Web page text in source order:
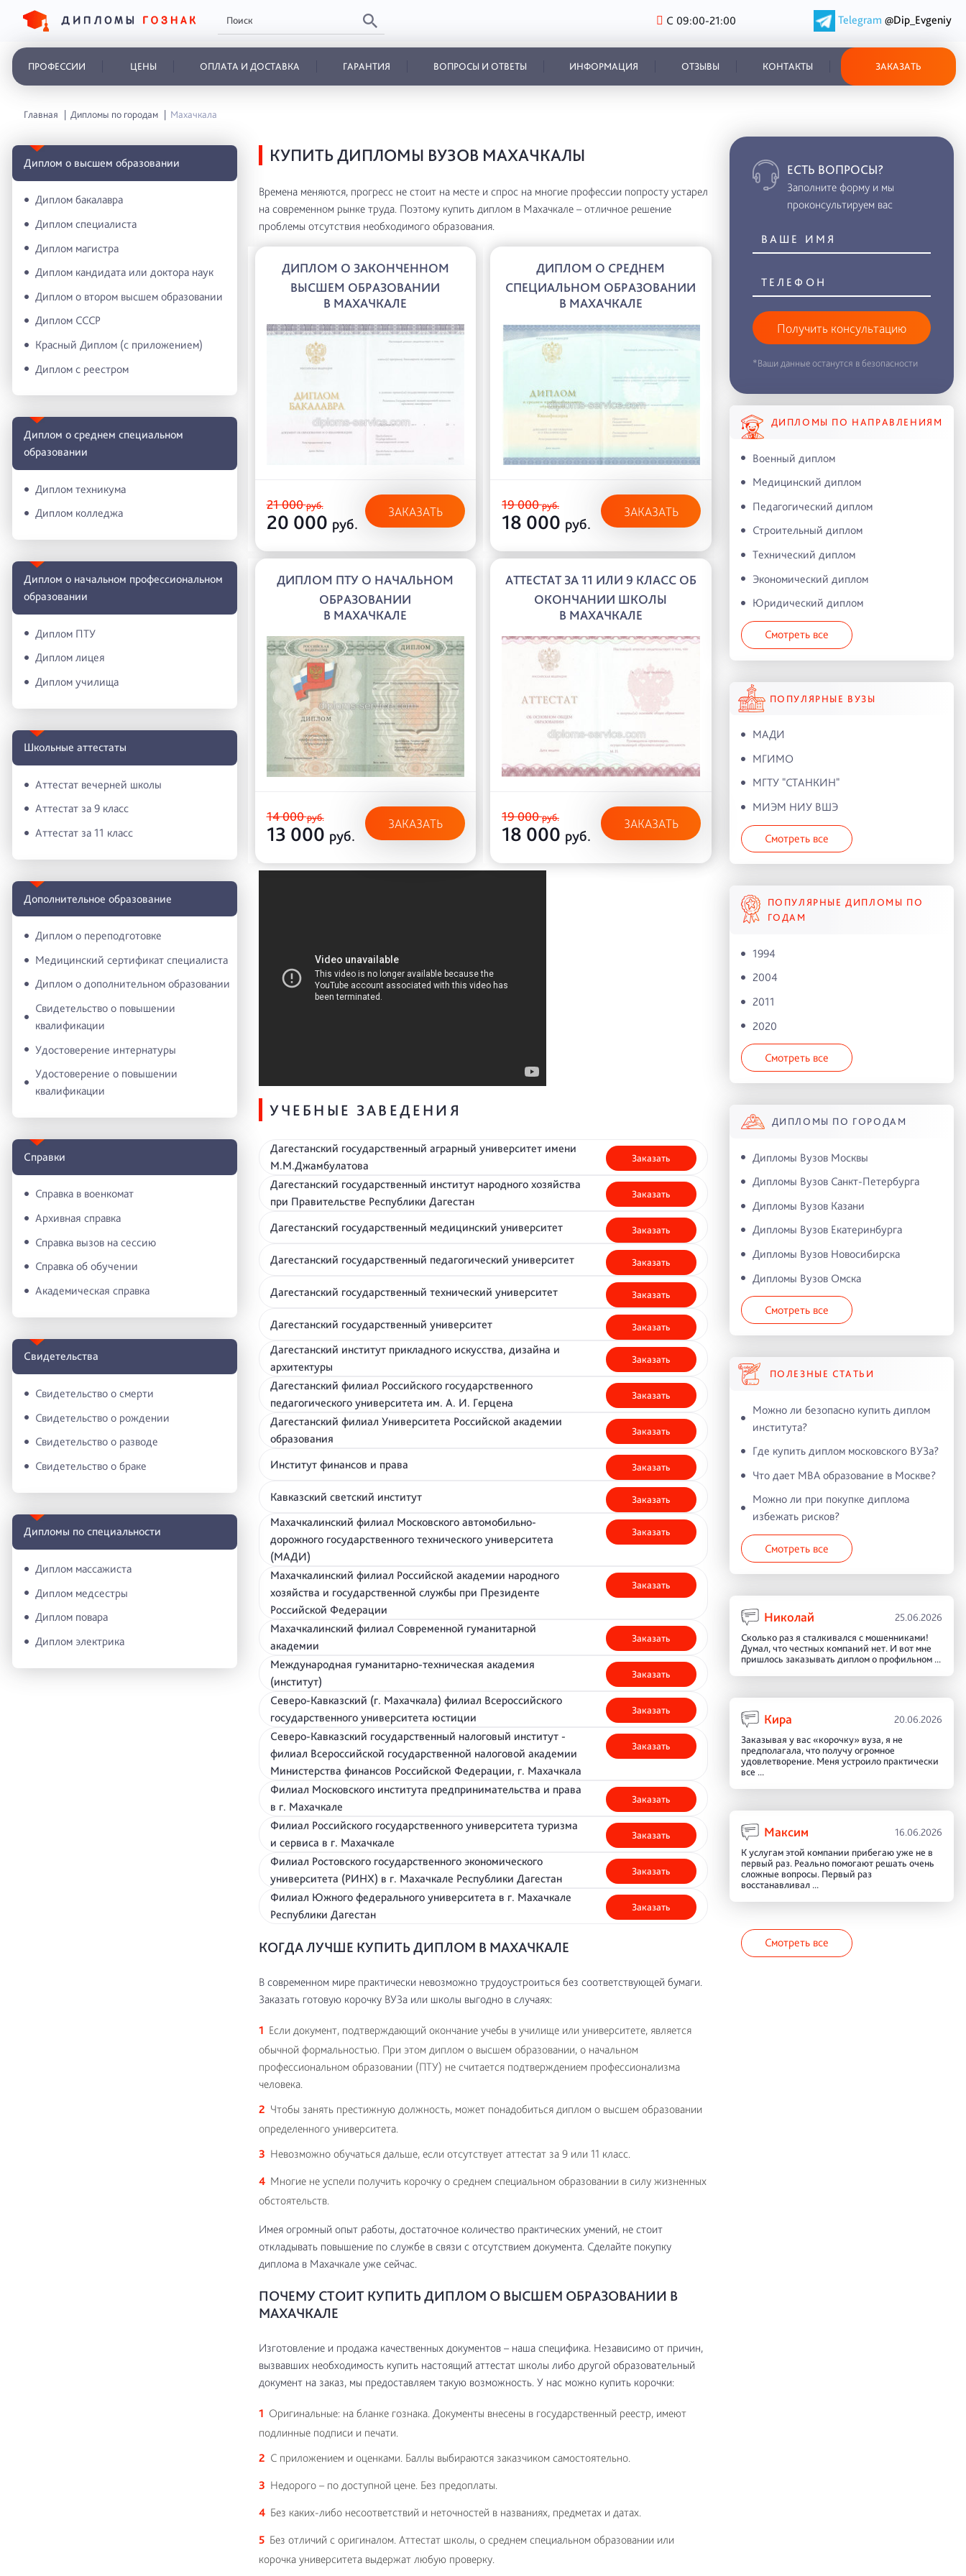
С 09:00-21:00 Telegram @Dip_Evgeniy
ПРОФЕССИИ ЦЕНЫ ОПЛАТА И ДОСТАВКА ГАРАНТИЯ ВОПРОСЫ И ОТВЕТЫ ИНФОРМАЦИЯ ОТЗЫВЫ КОНТАКТЫ ЗАКАЗАТЬ
Главная Дипломы по городам Махачкала
Диплом о высшем образовании
Диплом бакалавра
Диплом специалиста
Диплом магистра
Диплом кандидата или доктора наук
Диплом о втором высшем образовании
Диплом СССР
Красный Диплом (с приложением)
Диплом с реестром
Диплом о среднем специальном
образовании
Диплом техникума
Диплом колледжа
Диплом о начальном профессиональном
oбразовании
Диплом ПТУ
Диплом лицея
Диплом училища
Школьные аттестаты
Аттестат вечерней школы
Аттестат за 9 класс
Аттестат за 11 класс
Дополнительное образование
Диплом о переподготовке
Медицинский сертификат специалиста
Диплом о дополнительном образовании
Свидетельство о повышении
квалификации
Удостоверение интернатуры
Удостоверение о повышении
квалификации
Справки
Справка в военкомат
Архивная справка
Справка вызов на сессию
Справка об обучении
Академическая справка
Свидетельства
Свидетельство о смерти
Свидетельство о рождении
Свидетельство о разводе
Свидетельство о браке
Дипломы по специальности
Диплом массажиста
Диплом медсестры
Диплом повара
Диплом электрика
КУПИТЬ ДИПЛОМЫ ВУЗОВ МАХАЧКАЛЫ
Времена меняются, прогресс не стоит на месте и спрос на многие профессии попросту устарел
на современном рынке труда. Поэтому купить диплом в Махачкале – отличное решение
проблемы отсутствия необходимого образования.
ДИПЛОМ О ЗАКОНЧЕННОМ
ВЫСШЕМ ОБРАЗОВАНИИ
В МАХАЧКАЛЕ
21 000руб.
20 000 руб.
ЗАКАЗАТЬ
ДИПЛОМ О СРЕДНЕМ
СПЕЦИАЛЬНОМ ОБРАЗОВАНИИ
В МАХАЧКАЛЕ
19 000руб.
18 000 руб.
ЗАКАЗАТЬ
ДИПЛОМ ПТУ О НАЧАЛЬНОМ
ОБРАЗОВАНИИ
В МАХАЧКАЛЕ
14 000руб.
13 000 руб.
ЗАКАЗАТЬ
АТТЕСТАТ ЗА 11 ИЛИ 9 КЛАСС ОБ
ОКОНЧАНИИ ШКОЛЫ
В МАХАЧКАЛЕ
19 000руб.
18 000 руб.
ЗАКАЗАТЬ
УЧЕБНЫЕ ЗАВЕДЕНИЯ
Дагестанский государственный аграрный университет имени
М.М.Джамбулатова
Заказать
Дагестанский государственный институт народного хозяйства
при Правительстве Республики Дагестан
Заказать
Дагестанский государственный медицинский университет Заказать
Дагестанский государственный педагогический университет Заказать
Дагестанский государственный технический университет Заказать
Дагестанский государственный университет Заказать
Дагестанский институт прикладного искусства, дизайна и
архитектуры
Заказать
Дагестанский филиал Российского государственного
педагогического университета им. А. И. Герцена
Заказать
Дагестанский филиал Университета Российской академии
образования
Заказать
Институт финансов и права Заказать
Кавказский светский институт Заказать
Махачкалинский филиал Московского автомобильно-
дорожного государственного технического университета
(МАДИ)
Заказать
Махачкалинский филиал Российской академии народного
хозяйства и государственной службы при Президенте
Российской Федерации
Заказать
Махачкалинский филиал Современной гуманитарной
академии
Заказать
Международная гуманитарно-техническая академия
(институт)
Заказать
Северо-Кавказский (г. Махачкала) филиал Всероссийского
государственного университета юстиции
Заказать
Северо-Кавказский государственный налоговый институт -
филиал Всероссийской государственной налоговой академии
Министерства финансов Российской Федерации, г. Махачкала
Заказать
Филиал Московского института предпринимательства и права
в г. Махачкале
Заказать
Филиал Российского государственного университета туризма
и сервиса в г. Махачкале
Заказать
Филиал Ростовского государственного экономического
университета (РИНХ) в г. Махачкале Республики Дагестан
Заказать
Филиал Южного федерального университета в г. Махачкале
Республики Дагестан
Заказать
КОГДА ЛУЧШЕ КУПИТЬ ДИПЛОМ В МАХАЧКАЛЕ
В современном мире практически невозможно трудоустроиться без соответствующей бумаги.
Заказать готовую корочку ВУЗа или школы выгодно в случаях:
Если документ, подтверждающий окончание учебы в училище или университете, является
обычной формальностью. При этом диплом о высшем образовании, о начальном
профессиональном образовании (ПТУ) не считается подтверждением профессионализма
человека.
Чтобы занять престижную должность, может понадобиться диплом о высшем образовании
определенного университета.
Невозможно обучаться дальше, если отсутствует аттестат за 9 или 11 класс.
Многие не успели получить корочку о среднем специальном образовании в силу жизненных
обстоятельств.
Имея огромный опыт работы, достаточное количество практических умений, не стоит
откладывать повышение по службе в связи с отсутствием документа. Сделайте покупку
диплома в Махачкале уже сейчас.
ПОЧЕМУ СТОИТ КУПИТЬ ДИПЛОМ О ВЫСШЕМ ОБРАЗОВАНИИ В
МАХАЧКАЛЕ
Изготовление и продажа качественных документов – наша специфика. Независимо от причин,
вызвавших необходимость купить настоящий аттестат школы либо другой образовательный
документ на заказ, мы предоставляем такую возможность. У нас можно купить корочки:
Оригинальные: на бланке гознака. Документы внесены в государственный реестр, имеют
подлинные подписи и печати.
С приложением и оценками. Баллы выбираются заказчиком самостоятельно.
Недорого – по доступной цене. Без предоплаты.
Без каких-либо несоответствий и неточностей в названиях, предметах и датах.
Без отличий с оригиналом. Аттестат школы, о среднем специальном образовании или
корочка университета выдержат любую проверку.
ЕСТЬ ВОПРОСЫ?
Заполните форму и мы
проконсультируем вас
Получить консультацию
*Ваши данные останутся в безопасности
ДИПЛОМЫ ПО НАПРАВЛЕНИЯМ
Военный диплом
Медицинский диплом
Педагогический диплом
Строительный диплом
Технический диплом
Экономический диплом
Юридический диплом
Смотреть все
ПОПУЛЯРНЫЕ ВУЗЫ
МАДИ
МГИМО
МГТУ "СТАНКИН"
МИЭМ НИУ ВШЭ
Смотреть все
ПОПУЛЯРНЫЕ ДИПЛОМЫ ПО
ГОДАМ
1994
2004
2011
2020
Смотреть все
ДИПЛОМЫ ПО ГОРОДАМ
Дипломы Вузов Москвы
Дипломы Вузов Санкт-Петербурга
Дипломы Вузов Казани
Дипломы Вузов Екатеринбурга
Дипломы Вузов Новосибирска
Дипломы Вузов Омска
Смотреть все
ПОЛЕЗНЫЕ СТАТЬИ
Можно ли безопасно купить диплом
института?
Где купить диплом московского ВУЗа?
Что дает MBA образование в Москве?
Можно ли при покупке диплома
избежать рисков?
Смотреть все
Николай 25.06.2026
Сколько раз я сталкивался с мошенниками!
Думал, что честных компаний нет. И вот мне
пришлось заказывать диплом о профильном ...
Кира 20.06.2026
Заказывая у вас «корочку» вуза, я не
предполагала, что получу огромное
удовлетворение. Меня устроило практически
все ...
Максим 16.06.2026
К услугам этой компании прибегаю уже не в
первый раз. Реально помогают решать очень
сложные вопросы. Первый раз
восстанавливал ...
Смотреть все